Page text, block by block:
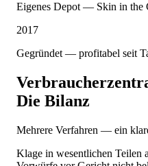
Eigenes Depot — Skin in the
2017
Gegründet — profitabel seit
Die Bilanz
Mehrere Verfahren — ein
Klage in wesentlichen Teilen